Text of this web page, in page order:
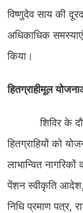
विष्णुदेव साय की
अधिकाधिक
किया।
हितग्राहीमूल
शिविर के दौरान
हितग्राहियों को
लाभान्वित
पेंशन स्वीकृति आदेश,
निधि प्रमाण पत्र,